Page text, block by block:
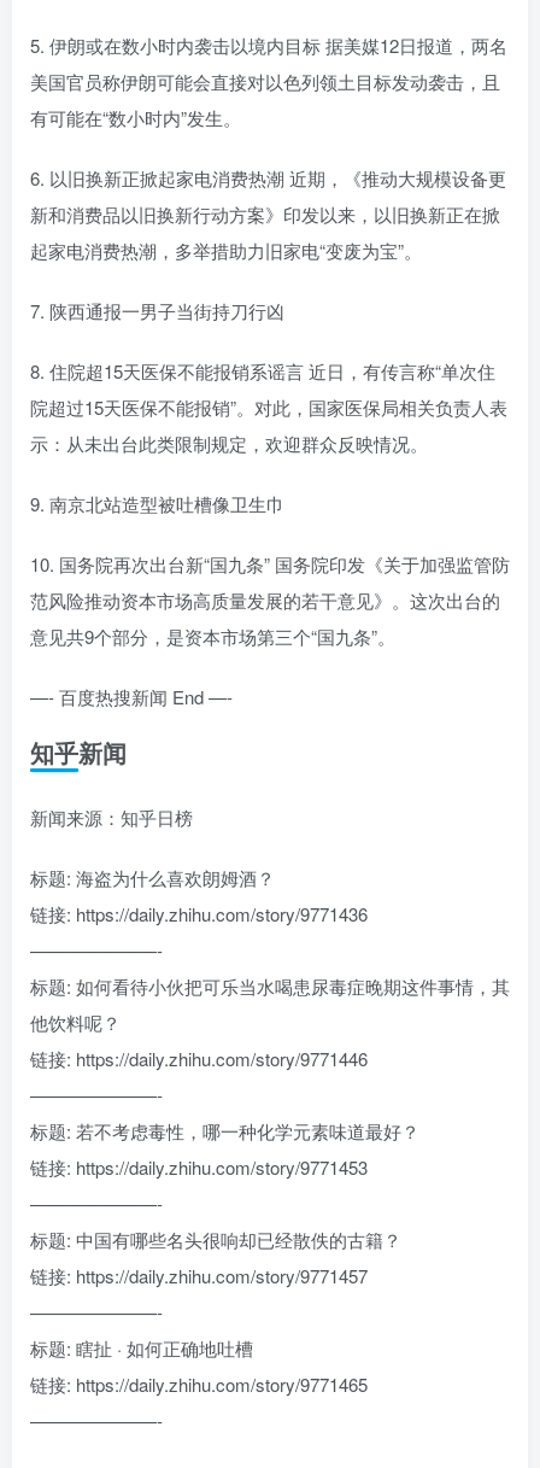
5. 伊朗或在数小时内袭击以境内目标 据美媒12日报道，两名
美国官员称伊朗可能会直接对以色列领土目标发动袭击，且
有可能在“数小时内”发生。
6. 以旧换新正掀起家电消费热潮 近期，《推动大规模设备更
新和消费品以旧换新行动方案》印发以来，以旧换新正在掀
起家电消费热潮，多举措助力旧家电“变废为宝”。
7. 陕西通报一男子当街持刀行凶
8. 住院超15天医保不能报销系谣言 近日，有传言称“单次住
院超过15天医保不能报销”。对此，国家医保局相关负责人表
示：从未出台此类限制规定，欢迎群众反映情况。
9. 南京北站造型被吐槽像卫生巾
10. 国务院再次出台新“国九条” 国务院印发《关于加强监管防
范风险推动资本市场高质量发展的若干意见》。这次出台的
意见共9个部分，是资本市场第三个“国九条”。
—- 百度热搜新闻 End —-
知乎新闻
新闻来源：知乎日榜
标题: 海盗为什么喜欢朗姆酒？
链接: https://daily.zhihu.com/story/9771436
———————-
标题: 如何看待小伙把可乐当水喝患尿毒症晚期这件事情，其
他饮料呢？
链接: https://daily.zhihu.com/story/9771446
———————-
标题: 若不考虑毒性，哪一种化学元素味道最好？
链接: https://daily.zhihu.com/story/9771453
———————-
标题: 中国有哪些名头很响却已经散佚的古籍？
链接: https://daily.zhihu.com/story/9771457
———————-
标题: 瞎扯 · 如何正确地吐槽
链接: https://daily.zhihu.com/story/9771465
———————-